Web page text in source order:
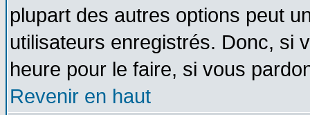
plupart des autres options peut
utilisateurs enregistrés. Donc, si
heure pour le faire, si vous
Revenir en haut